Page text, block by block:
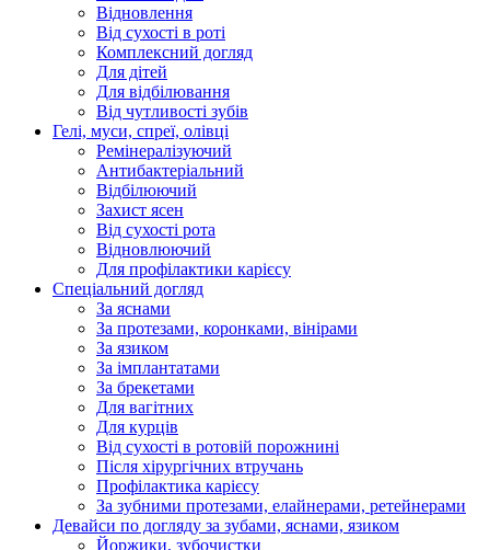
Відновлення
Від сухості в роті
Комплексний догляд
Для дітей
Для відбілювання
Від чутливості зубів
Гелі, муси, спреї, олівці
Ремінералізуючий
Антибактеріальний
Відбілюючий
Захист ясен
Від сухості рота
Відновлюючий
Для профілактики карієсу
Спеціальний догляд
За яснами
За протезами, коронками, вінірами
За язиком
За імплантатами
За брекетами
Для вагітних
Для курців
Від сухості в ротовій порожнині
Після хірургічних втручань
Профілактика карієсу
За зубними протезами, елайнерами, ретейнерами
Девайси по догляду за зубами, яснами, язиком
Йоржики, зубочистки